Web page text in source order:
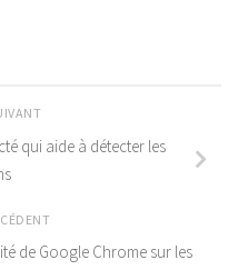
qui aide à détecter les
de Google Chrome sur les